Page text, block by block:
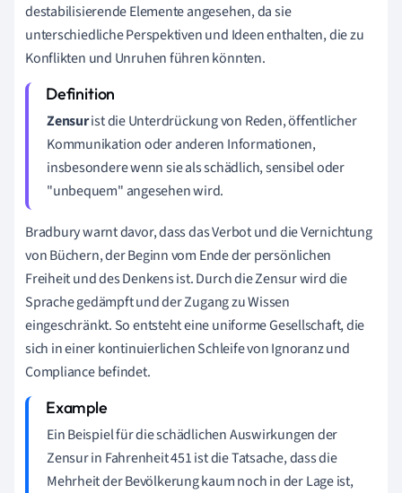
destabilisierende Elemente angesehen, da sie
unterschiedliche Perspektiven und Ideen enthalten, die zu
Konflikten und Unruhen führen könnten.
Zensurist die Unterdrückung von Reden, öffentlicher
Kommunikation oder anderen Informationen,
insbesondere wenn sie als schädlich, sensibel oder
"unbequem" angesehen wird.
Bradbury warnt davor, dass das Verbot und die Vernichtung
von Büchern, der Beginn vom Ende der persönlichen
Freiheit und des Denkens ist. Durch die Zensur wird die
Sprache gedämpft und der Zugang zu Wissen
eingeschränkt. So entsteht eine uniforme Gesellschaft, die
sich in einer kontinuierlichen Schleife von Ignoranz und
Compliance befindet.
Ein Beispiel für die schädlichen Auswirkungen der
Zensur in Fahrenheit 451 ist die Tatsache, dass die
Mehrheit der Bevölkerung kaum noch in der Lage ist,